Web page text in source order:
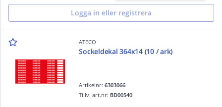
Logga in eller registrera
ATECO
Sockeldekal 364x14 (10 / ark)
Artikelnr:6303066
Tillv. art.nr: BD00540